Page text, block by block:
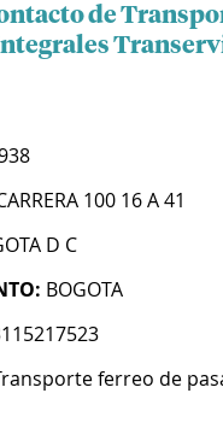
de
100 16 A 41
D C
BOGOTA
ferreo de